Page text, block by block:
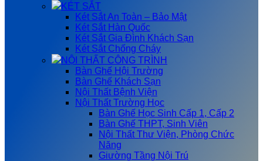
KÉT SẮT
Két Sắt An Toàn – Bảo Mật
Két Sắt Hàn Quốc
Két Sắt Gia Đình Khách Sạn
Két Sắt Chống Cháy
NỘI THẤT CÔNG TRÌNH
Bàn Ghế Hội Trường
Bàn Ghế Khách Sạn
Nội Thất Bệnh Viện
Nội Thất Trường Học
Bàn Ghế Học Sinh Cấp 1, Cấp 2
Bàn Ghế THPT, Sinh Viên
Nội Thất Thư Viện, Phòng Chức
Năng
Giường Tầng Nội Trú